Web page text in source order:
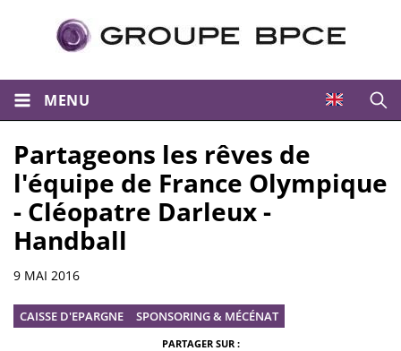
MENU
Partageons les rêves de
l'équipe de France Olympique
- Cléopatre Darleux -
Handball
Informations
9 MAI 2016
CAISSE D'EPARGNE SPONSORING & MÉCÉNAT
PARTAGER SUR :